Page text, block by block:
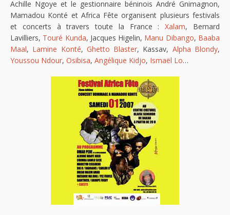
Achille Ngoye et le gestionnaire béninois André Gnimagnon,
Mamadou Konté et Africa Fête organisent plusieurs festivals
et concerts à travers toute la France :Xalam, Bernard
Lavilliers, Touré Kunda, Jacques Higelin, Manu Dibango, Baaba
Maal, Lamine Konté, Ghetto Blaster, Kassav, Alpha Blondy,
Youssou Ndour, Osibisa, Angélique Kidjo, Ismaël Lo…